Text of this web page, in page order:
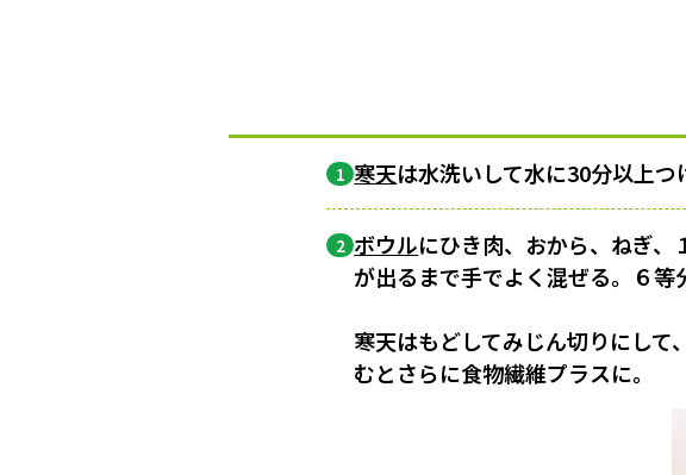
1 寒天は水洗いして水に30分以上つ
2 ボウルにひき肉、おから、ねぎ、
が出るまで手でよく混ぜる。６等
寒天はもどしてみじん切りにし
むとさらに食物繊維プラスに。